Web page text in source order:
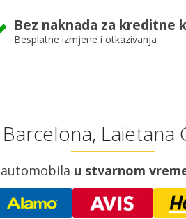
Bez naknada za kreditne
Besplatne izmjene i otkazivanja
Laietana
u stvarnom